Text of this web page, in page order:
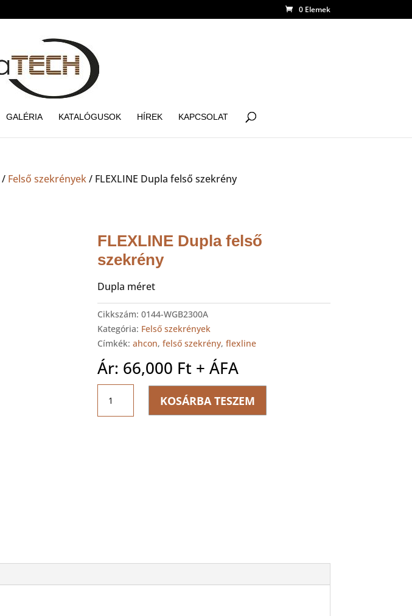
0 Elemek
GALÉRIA KATALÓGUSOK HÍREK KAPCSOLAT
/ Felső szekrények/ FLEXLINE Dupla felső szekrény
FLEXLINE Dupla felső
szekrény
Dupla méret
Cikkszám: 0144-WGB2300A
Kategória: Felső szekrények
Címkék: ahcon, felső szekrény, flexline
Ár: 66,000 Ft + ÁFA
Dupla
felső
KOSÁRBA TESZEM